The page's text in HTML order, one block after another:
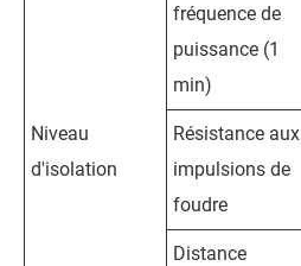
Niveau
d'isolation
fréquence de
puissance (1
min)
Résistance aux
impulsions de
foudre
Distance